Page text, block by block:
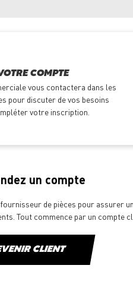
COMPTE
vous contactera dans les
pour discuter de vos besoins
votre inscription.
un compte
de pièces pour assurer
Tout commence par un compte
CLIENT